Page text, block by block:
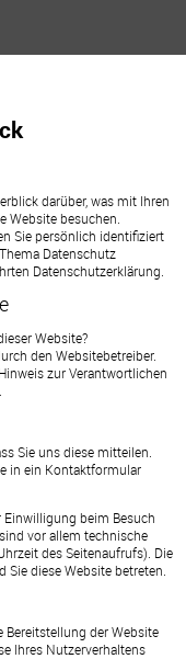
darüber, was mit Ihren
Website besuchen.
Sie persönlich identifiziert
Datenschutz
Datenschutzerklärung.
Website?
den Websitebetreiber.
zur Verantwortlichen
Sie uns diese mitteilen.
in ein Kontaktformular
beim Besuch
vor allem technische
des Seitenaufrufs). Die
diese Website betreten.
Bereitstellung der Website
Ihres Nutzerverhaltens